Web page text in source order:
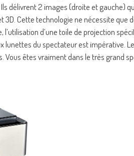
délivrent 2 images (droite et gauche)
Cette technologie ne nécessite que
d’une toile de projection
lunettes du spectateur est impérative.
êtes vraiment dans le très grand